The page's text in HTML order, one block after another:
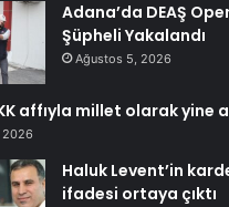
Adana’da DEAŞ
Şüpheli Yakalandı
Ağustos 5, 2026
affıyla millet olarak yine
2026
Haluk Levent’in
ifadesi ortaya çıktı